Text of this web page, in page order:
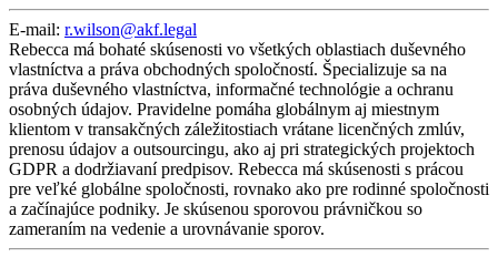
E-mail: r.wilson@akf.legal
Rebecca má bohaté skúsenosti vo všetkých oblastiach duševného
vlastníctva a práva obchodných spoločností. Špecializuje sa na
práva duševného vlastníctva, informačné technológie a ochranu
osobných údajov. Pravidelne pomáha globálnym aj miestnym
klientom v transakčných záležitostiach vrátane licenčných zmlúv,
prenosu údajov a outsourcingu, ako aj pri strategických projektoch
GDPR a dodržiavaní predpisov. Rebecca má skúsenosti s prácou
pre veľké globálne spoločnosti, rovnako ako pre rodinné spoločnosti
a začínajúce podniky. Je skúsenou sporovou právničkou so
zameraním na vedenie a urovnávanie sporov.